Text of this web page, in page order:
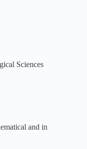
Sciences
and in